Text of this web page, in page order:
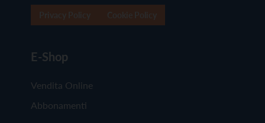
E-Shop
Vendita Online
Abbonamenti